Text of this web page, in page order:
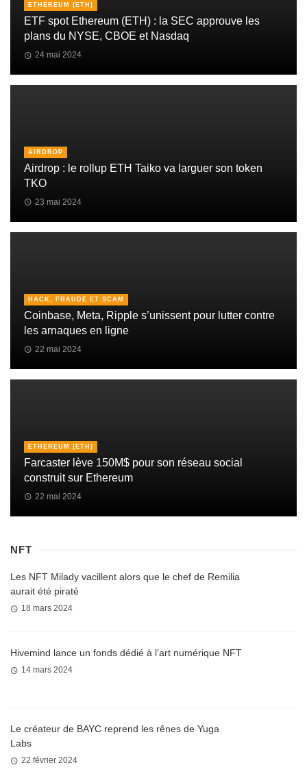
ETHEREUM (ETH)
ETF spot Ethereum (ETH) : la SEC approuve les
plans du NYSE, CBOE et Nasdaq
24 mai 2024
AIRDROP
Airdrop : le rollup ETH Taiko va larguer son token
TKO
23 mai 2024
HACK, FRAUDE ET SCAM
Coinbase, Meta, Ripple s’unissent pour lutter contre
les arnaques en ligne
22 mai 2024
ETHEREUM (ETH)
Farcaster lève 150M$ pour son réseau social
construit sur Ethereum
22 mai 2024
NFT
Les NFT Milady vacillent alors que le chef de Remilia
aurait été piraté
18 mars 2024
Hivemind lance un fonds dédié à l’art numérique NFT
14 mars 2024
Le créateur de BAYC reprend les rênes de Yuga
Labs
22 février 2024